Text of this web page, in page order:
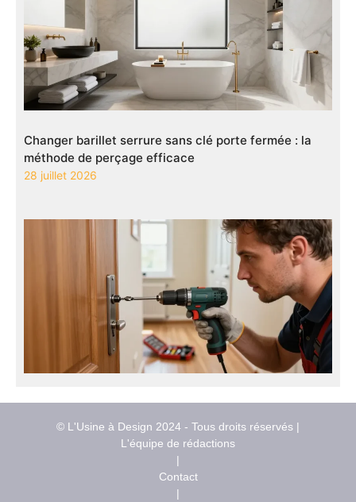
Changer barillet serrure sans clé porte fermée : la
méthode de perçage efficace
28 juillet 2026
© L'Usine à Design 2024 - Tous droits réservés |
L'équipe de rédactions
|
Contact
|